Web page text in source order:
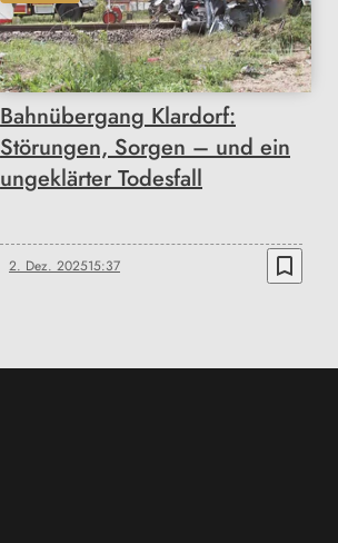
Bahnübergang Klardorf:
Störungen, Sorgen – und ein
ungeklärter Todesfall
2. Dez. 202515:37 bookmark_border